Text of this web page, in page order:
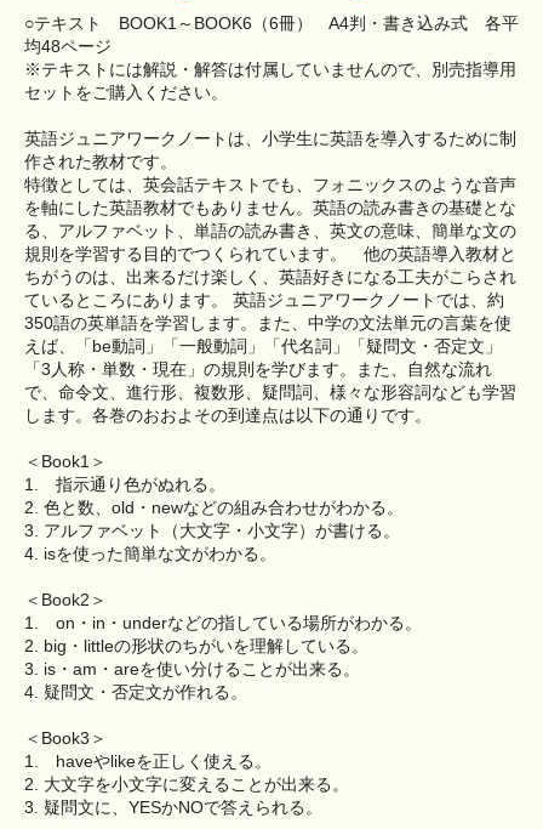
○テキスト BOOK1～BOOK6（6冊） A4判・書き込み式 各平
均48ページ
※テキストには解説・解答は付属していませんので、別売指導用
セットをご購入ください。
英語ジュニアワークノートは、小学生に英語を導入するために制
作された教材です。
特徴としては、英会話テキストでも、フォニックスのような音声
を軸にした英語教材でもありません。英語の読み書きの基礎とな
る、アルファベット、単語の読み書き、英文の意味、簡単な文の
規則を学習する目的でつくられています。 他の英語導入教材と
ちがうのは、出来るだけ楽しく、英語好きになる工夫がこらされ
ているところにあります。 英語ジュニアワークノートでは、約
350語の英単語を学習します。また、中学の文法単元の言葉を使
えば、「be動詞」「一般動詞」「代名詞」「疑問文・否定文」
「3人称・単数・現在」の規則を学びます。また、自然な流れ
で、命令文、進行形、複数形、疑問詞、様々な形容詞なども学習
します。各巻のおおよその到達点は以下の通りです。
＜Book1＞
1. 指示通り色がぬれる。
2. 色と数、old・newなどの組み合わせがわかる。
3. アルファベット（大文字・小文字）が書ける。
4. isを使った簡単な文がわかる。
＜Book2＞
1. on・in・underなどの指している場所がわかる。
2. big・littleの形状のちがいを理解している。
3. is・am・areを使い分けることが出来る。
4. 疑問文・否定文が作れる。
＜Book3＞
1. haveやlikeを正しく使える。
2. 大文字を小文字に変えることが出来る。
3. 疑問文に、YESかNOで答えられる。